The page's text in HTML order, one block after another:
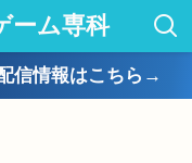
ーム専科
信情報はこちら→